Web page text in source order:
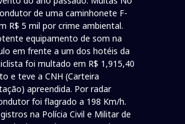
de uma caminhonete F-
R$ 5 mil por crime ambiental.
equipamento de som na
em frente a um dos hotéis da
foi multado em R$ 1,915,40
e teve a CNH (Carteira
apreendida. Por radar
foi flagrado a 198 Km/h.
na Polícia Civil e Militar de